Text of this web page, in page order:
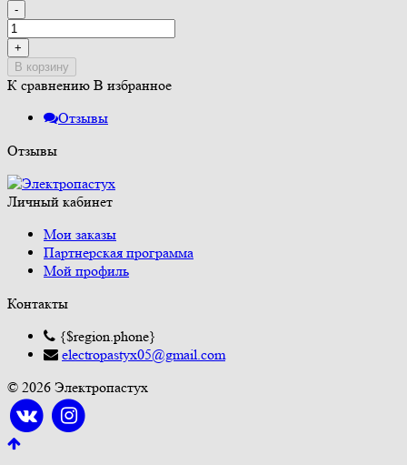
-
+
В корзину
К сравнению В избранное
Отзывы
Отзывы
Личный кабинет
Мои заказы
Партнерская программа
Мой профиль
Контакты
{$region.phone}
electropastyx05@gmail.com
© 2026 Электропастух